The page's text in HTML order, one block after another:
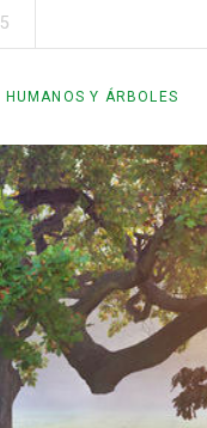
HUMANOS Y ÁRBOLES